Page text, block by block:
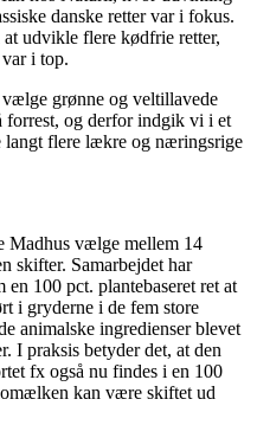
danske retter var i fokus.
udvikle flere kødfrie retter,
i top.
grønne og veltillavede
forrest, og derfor indgik vi i et
langt flere lækre og næringsrige
Madhus vælge mellem 14
skifter. Samarbejdet har
100 pct. plantebaseret ret at
i gryderne i de fem store
animalske ingredienser blevet
I praksis betyder det, at den
fx også nu findes i en 100
kan være skiftet ud